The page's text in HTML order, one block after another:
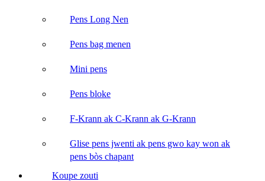
Pens Long Nen
Pens bag menen
Mini pens
Pens bloke
F-Krann ak C-Krann ak G-Krann
Glise pens jwenti ak pens gwo kay won ak
pens bòs chapant
Koupe zouti